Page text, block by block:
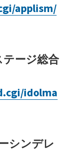
applism/
テージ総合
idolma
シンデレ